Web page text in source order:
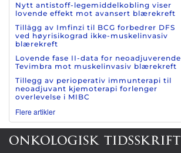
Nytt antistoff-legemiddelkobling viser
lovende effekt mot avansert blærekreft
Tillägg av Imfinzi til BCG forbedrer DFS
ved høyrisikograd ikke-muskelinvasiv
blærekreft
Lovende fase II-data for neoadjuverende
Tevimbra mot muskelinvasiv blærekreft
Tillegg av perioperativ immunterapi til
neoadjuvant kjemoterapi forlenger
overlevelse i MIBC
Flere artikler